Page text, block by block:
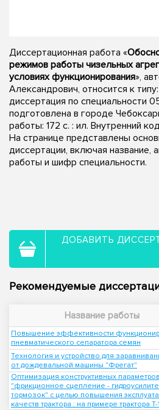
Диссертационная работа «
режимов работы чизельных
условиях функционирования»,
Александрович, относится к
диссертация по специальности
подготовлена в городе
работы: 172 с. : ил. Внутренний
На странице представлены
диссертации, включая название,
работы и шифр специальности.
ДОБАВИТЬ
Рекомендуемые
Название работы
Повышение эффективности
пневматического сепаратора семян
Технология и устройство для
от дождевальной машины "Фрегат"
Оптимизация конструктивных
"фрикционное сцепление -
тормозок" с целью повышения
качеств трактора : на примере трактора Т-